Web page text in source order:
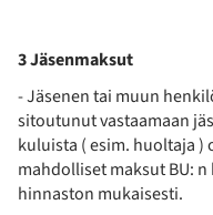
3 Jäsenmaksut
- Jäsenen tai muun
sitoutunut vastaamaan
kuluista ( esim. huoltaja )
mahdolliset maksut BU:
hinnaston mukaisesti.